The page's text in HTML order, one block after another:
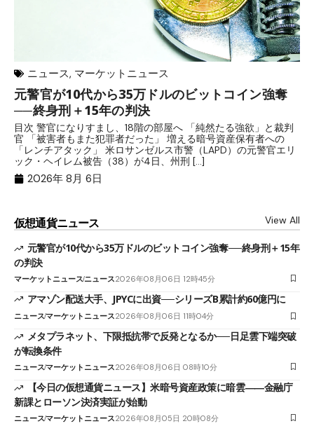
ニュース, マーケットニュース
元警官が10代から35万ドルのビットコイン強奪
──終身刑＋15年の判決
目次 警官になりすまし、18階の部屋へ 「純然たる強欲」と裁判
官 「被害者もまた犯罪者だった」 増える暗号資産保有者への
「レンチアタック」 米ロサンゼルス市警（LAPD）の元警官エリ
ック・ヘイレム被告（38）が4日、州刑 […]
2026年 8月 6日
仮想通貨ニュース View All
元警官が10代から35万ドルのビットコイン強奪──終身刑＋15年
の判決
マーケットニュースニュース2026年08月06日 12時45分
アマゾン配送大手、JPYCに出資──シリーズB累計約60億円に
ニュースマーケットニュース2026年08月06日 11時04分
メタプラネット、下限抵抗帯で反発となるか──日足雲下端突破
が転換条件
ニュースマーケットニュース2026年08月06日 08時10分
【今日の仮想通貨ニュース】米暗号資産政策に暗雲――金融庁
新課とローソン決済実証が始動
ニュースマーケットニュース2026年08月05日 20時08分